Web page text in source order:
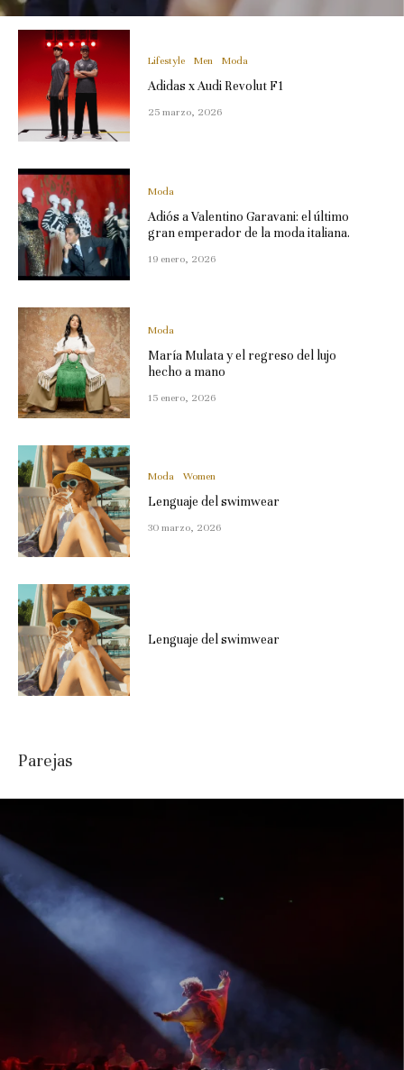
Lifestyle Men Moda
Adidas x Audi Revolut F1
25 marzo, 2026
Moda
Adiós a Valentino Garavani: el último
gran emperador de la moda italiana.
19 enero, 2026
Moda
María Mulata y el regreso del lujo
hecho a mano
15 enero, 2026
Moda Women
Lenguaje del swimwear
30 marzo, 2026
Lenguaje del swimwear
Parejas